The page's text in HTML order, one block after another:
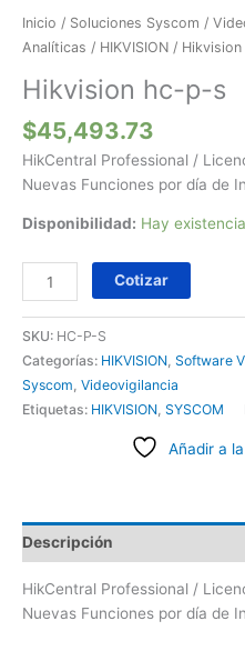
Inicio / Soluciones Syscom /
Analíticas / HIKVISION /
Hikvision hc-p-s
$45,493.73
HikCentral Professional /
Nuevas Funciones por día de
Disponibilidad: Hay
Cotizar
SKU: HC-P-S
Categorías: HIKVISION, Software
Syscom, Videovigilancia
Etiquetas: HIKVISION, SYSCOM
Añadir a
Descripción
HikCentral Professional /
Nuevas Funciones por día de